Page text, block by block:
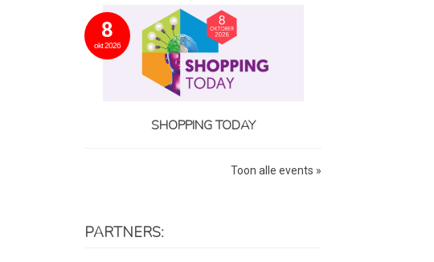
8
okt 2026
SHOPPING TODAY
Toon alle events »
PARTNERS: